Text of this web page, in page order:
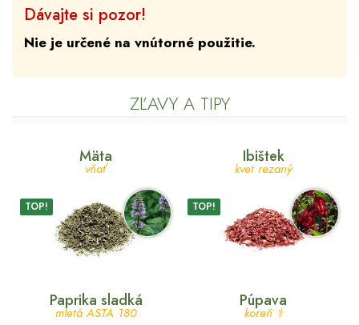
Dávajte si pozor!
Nie je určené na vnútorné použitie.
ZĽAVY A TIPY
Mäta
vňať
TOP!
Ibištek
kvet rezaný
TOP!
Paprika sladká
mletá ASTA 180
Púpava
koreň ⚕